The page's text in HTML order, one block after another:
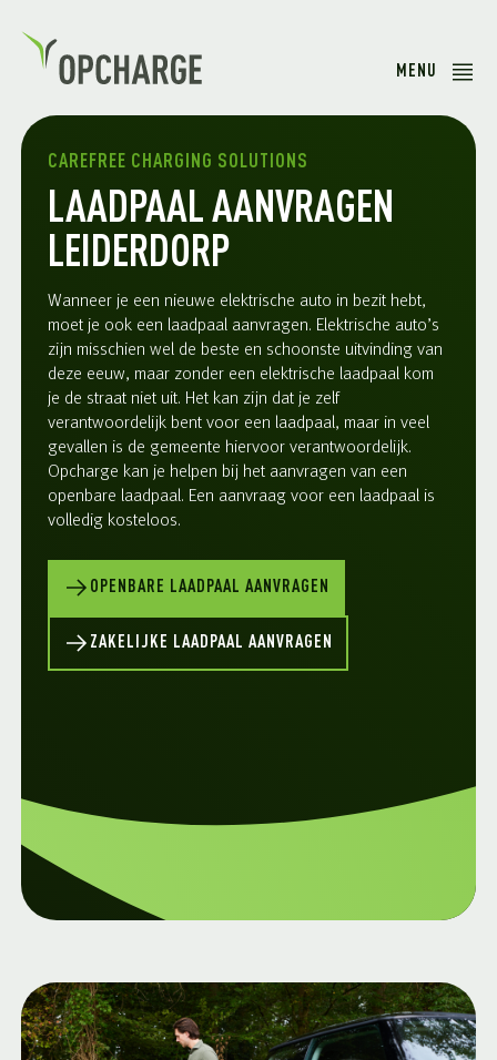
MENU
CAREFREE CHARGING SOLUTIONS
LAADPAAL AANVRAGEN
LEIDERDORP
Wanneer je een nieuwe elektrische auto in bezit hebt,
moet je ook een laadpaal aanvragen. Elektrische auto’s
zijn misschien wel de beste en schoonste uitvinding van
deze eeuw, maar zonder een elektrische laadpaal kom
je de straat niet uit. Het kan zijn dat je zelf
verantwoordelijk bent voor een laadpaal, maar in veel
gevallen is de gemeente hiervoor verantwoordelijk.
Opcharge kan je helpen bij het aanvragen van een
openbare laadpaal. Een aanvraag voor een laadpaal is
volledig kosteloos.
OPENBARE LAADPAAL AANVRAGEN
ZAKELIJKE LAADPAAL AANVRAGEN